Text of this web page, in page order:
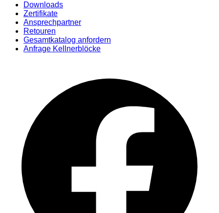
Downloads
Zertifikate
Ansprechpartner
Retouren
Gesamtkatalog anfordern
Anfrage Kellnerblöcke